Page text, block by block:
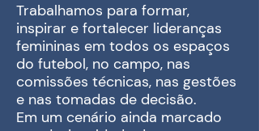
Trabalhamos para formar,
inspirar e fortalecer lideranças
femininas em todos os espaços
do futebol, no campo, nas
comissões técnicas, nas gestões
e nas tomadas de decisão.
Em um cenário ainda marcado